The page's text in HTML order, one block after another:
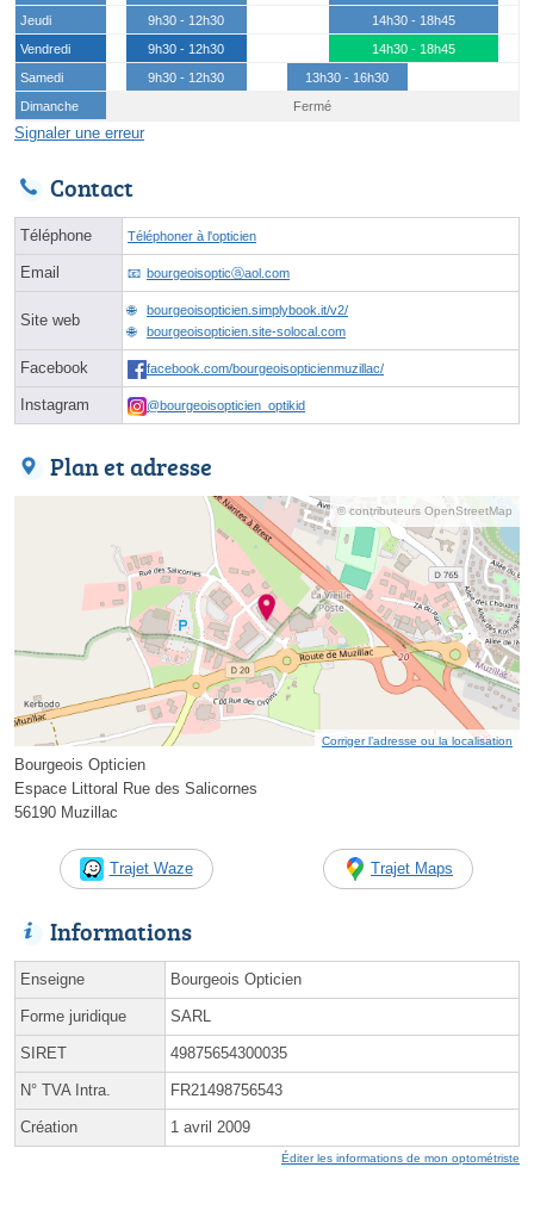
Jeudi
9h30 - 12h30
14h30 - 18h45
Vendredi
9h30 - 12h30
14h30 - 18h45
Samedi
9h30 - 12h30
13h30 - 16h30
Dimanche
Fermé
Signaler une erreur
Contact
Téléphone Téléphoner à l'opticien
Email bourgeoisopticⓐaol.com
Site web
bourgeoisopticien.simplybook.it/v2/
bourgeoisopticien.site-solocal.com
Facebook facebook.com/bourgeoisopticienmuzillac/
Instagram @bourgeoisopticien_optikid
Plan et adresse
© contributeurs OpenStreetMap
Corriger l’adresse ou la localisation
Bourgeois Opticien
Espace Littoral Rue des Salicornes
56190 Muzillac
Trajet Waze Trajet Maps
Informations
Enseigne Bourgeois Opticien
Forme juridique SARL
SIRET 49875654300035
N° TVA Intra. FR21498756543
Création 1 avril 2009
Éditer les informations de mon optométriste